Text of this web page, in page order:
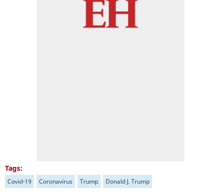
Tags:
Covid-19 Coronavirus Trump Donald J. Trump